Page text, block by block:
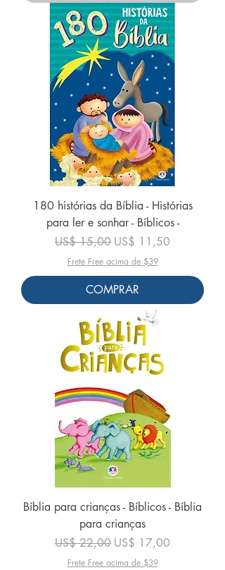
180 histórias da Bíblia - Histórias
para ler e sonhar - Bíblicos -
Preço normal
US$ 15,00 Preço promocional
US$ 11,50
Frete Free acima de $39
COMPRAR
Bíblia para crianças - Bíblicos - Bíblia
para crianças
Preço normal
US$ 22,00 Preço promocional
US$ 17,00
Frete Free acima de $39